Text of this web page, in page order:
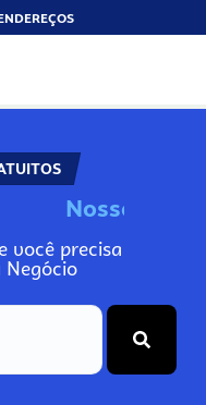
No
você precisa
Negócio